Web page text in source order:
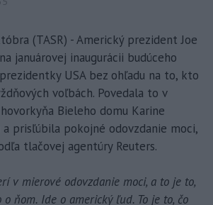
(TASR) - Americký prezident Joe
januárovej inaugurácii budúceho
USA bez ohľadu na to, kto
voľbách. Povedala to v
Bieleho domu Karine
a prisľúbila pokojné odovzdanie moci,
tlačovej agentúry Reuters.
v mierové odovzdanie moci, a to je to,
ňom. Ide o americký ľud. To je to, čo